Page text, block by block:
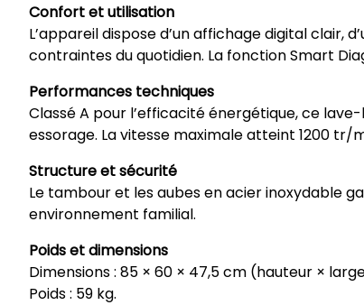
Confort et utilisation
L’appareil dispose d’un affichage digital clair,
contraintes du quotidien. La fonction Smart
Performances techniques
Classé A pour l’efficacité énergétique, ce
essorage. La vitesse maximale atteint 1200 tr/
Structure et sécurité
Le tambour et les aubes en acier inoxydable
environnement familial.
Poids et dimensions
Dimensions : 85 × 60 × 47,5 cm (hauteur ×
Poids : 59 kg.